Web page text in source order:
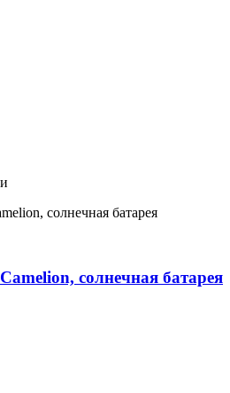
солнечная батарея